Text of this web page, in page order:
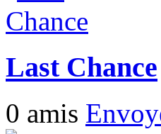
Last Chance
0 amis